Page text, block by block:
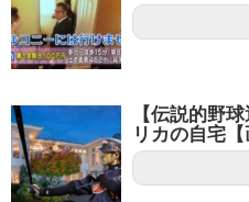
【伝説的野
リカの自宅【